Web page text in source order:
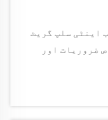
اینٹی سلپ گریٹ
ضروریات اور
دونوں کو سمجھنے
ہو سکتا